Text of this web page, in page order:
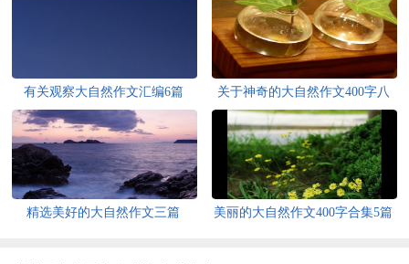
有关观察大自然作文汇编6篇
关于神奇的大自然作文400字八
篇
精选美好的大自然作文三篇 美丽的大自然作文400字合集5篇